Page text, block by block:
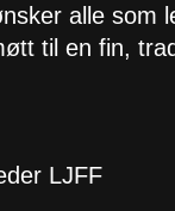
alle som
til en fin,
LJFF